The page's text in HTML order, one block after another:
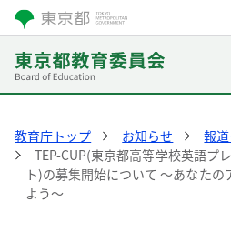
教育庁トップ お知らせ 報
TEP-CUP(東京都高等学校英語プ
ト)の募集開始について ～あなたの
よう～